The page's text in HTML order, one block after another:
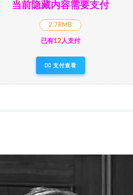
当前隐藏内容需要支付
2.7RMB
已有12人支付
支付查看